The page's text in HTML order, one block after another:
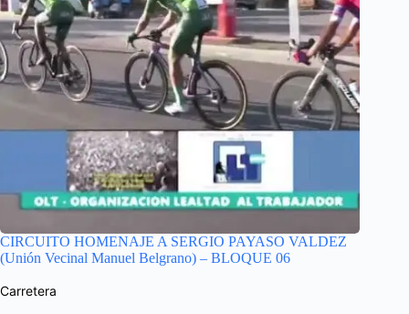
CIRCUITO HOMENAJE A SERGIO PAYASO VALDEZ
(Unión Vecinal Manuel Belgrano) – BLOQUE 06
Carretera